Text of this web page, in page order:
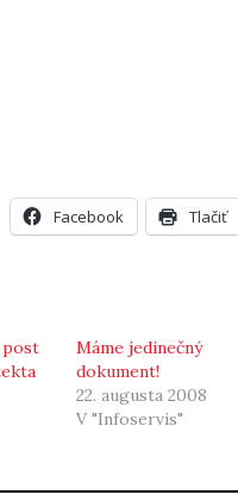
Facebook Tlačiť
Máme jedinečný
dokument!
22. augusta 2008
V "Infoservis"